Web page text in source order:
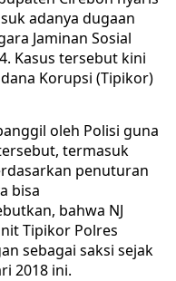
adanya dugaan
Jaminan Sosial
Kasus tersebut kini
Korupsi (Tipikor)
oleh Polisi guna
termasuk
penuturan
bisa
bahwa NJ
Tipikor Polres
sebagai saksi sejak
2018 ini.